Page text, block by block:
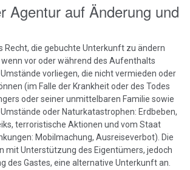
Agentur auf Änderung und
Recht, die gebuchte Unterkunft zu ändern
vor oder während des Aufenthalts
vorliegen, die nicht vermieden oder
(im Falle der Krankheit oder des Todes
oder seiner unmittelbaren Familie sowie
oder Naturkatastrophen: Erdbeben,
terroristische Aktionen und vom Staat
Mobilmachung, Ausreiseverbot). Die
mit Unterstützung des Eigentümers, jedoch
des Gastes, eine alternative Unterkunft an.